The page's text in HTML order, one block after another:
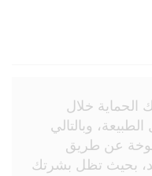
الحماية خلال
وبالتالي
عن طريق
بحيث تظل بشرتك